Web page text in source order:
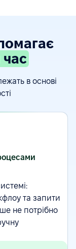
в основі
та запити
не потрібно